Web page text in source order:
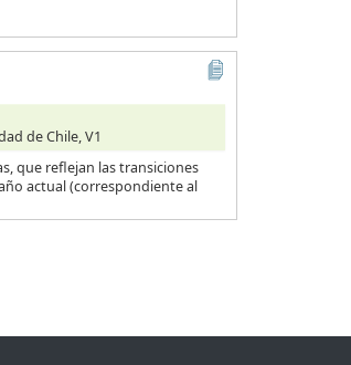
de Chile, V1
que reflejan las transiciones
actual (correspondiente al